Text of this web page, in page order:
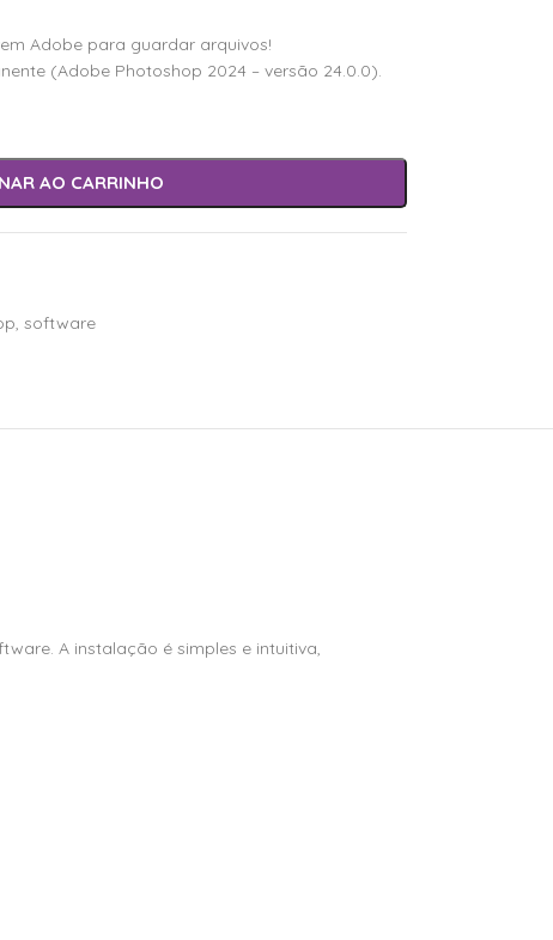
Adobe para guardar arquivos!
(Adobe Photoshop 2024 – versão 24.0.0).
AO CARRINHO
, software
A instalação é simples e intuitiva,